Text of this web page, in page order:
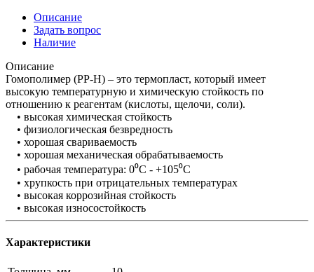
Описание
Задать вопрос
Наличие
Описание
Гомополимер (PP-H) – это термопласт, который имеет
высокую температурную и химическую стойкость по
отношению к реагентам (кислоты, щелочи, соли).
• высокая химическая стойкость
• физиологическая безвредность
• хорошая свариваемость
• хорошая механическая обрабатываемость
• рабочая температура: 0⁰C - +105⁰C
• хрупкость при отрицательных температурах
• высокая коррозийная стойкость
• высокая износостойкость
Характеристики